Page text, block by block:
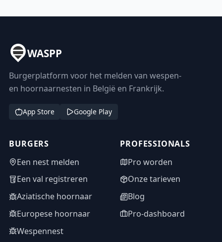
WASPP
Burgerplatform voor het melden van wespen-
en hoornaarnesten in België en Frankrijk.
App Store Google Play
BURGERS
Een nest melden
Een val registreren
Aziatische hoornaar
Europese hoornaar
Wespennest
PROFESSIONALS
Pro worden
Onze tarieven
Blog
Pro-dashboard